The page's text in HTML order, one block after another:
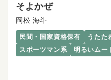
そよかぜ
岡松 海斗
民間・国家資格保有 うたた
スポーツマン系
明るいムー